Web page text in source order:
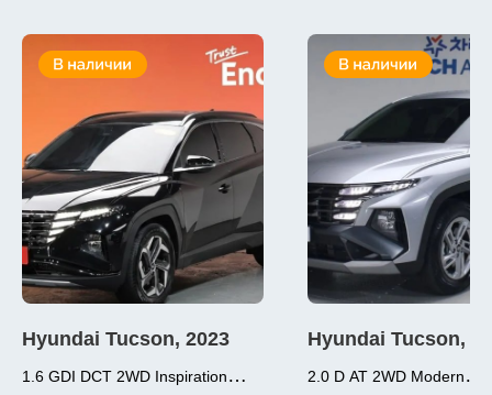
Hyundai Tucson, 2023
1.6 GDI DCT 2WD Inspiration
Hyundai Tucson,
2.0 D AT 2WD Modern